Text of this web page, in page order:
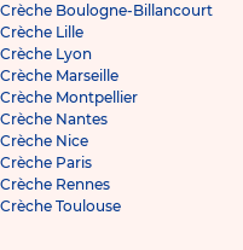
Crèche Boulogne-Billancourt
Crèche Lille
Crèche Lyon
Crèche Marseille
Crèche Montpellier
Crèche Nantes
Crèche Nice
Crèche Paris
Crèche Rennes
Crèche Toulouse